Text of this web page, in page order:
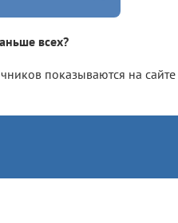
всех?
показываются на сайте